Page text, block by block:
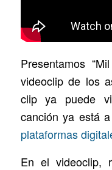
Presentamos
videoclip de los
clip ya puede
canción ya está
plataformas
En el videoclip,